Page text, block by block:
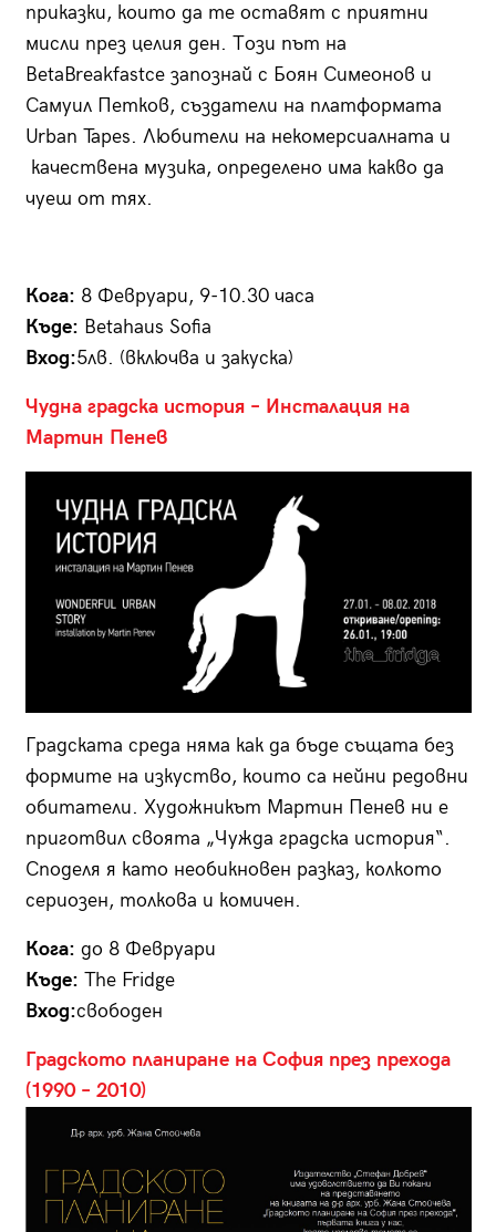
приказки, които да те оставят с приятни
мисли през целия ден. Този път на
BetaBreakfastсе запознай с Боян Симеонов и
Самуил Петков, създатели на платформата
Urban Tapes. Любители на некомерсиалната и
качествена музика, определено има какво да
чуеш от тях.
Кога: 8 Февруари, 9-10.30 часа
Къде: Betahaus Sofia
Вход:5лв. (включва и закуска)
Чудна градска история – Инсталация на
Мартин Пенев
Градската среда няма как да бъде същата без
формите на изкуство, които са нейни редовни
обитатели. Художникът Мартин Пенев ни е
приготвил своята „Чужда градска история“.
Споделя я като необикновен разказ, колкото
сериозен, толкова и комичен.
Кога: до 8 Февруари
Къде: The Fridge
Вход:свободен
Градското планиране на София през прехода
(1990 – 2010)